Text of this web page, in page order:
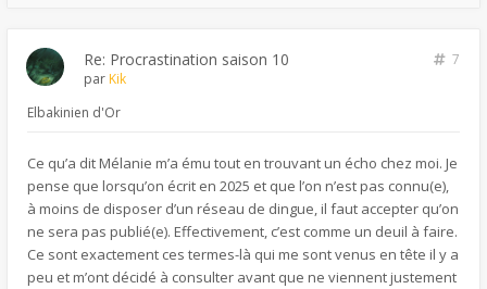
Re: Procrastination saison 10
7
par Kik
Elbakinien d'Or
Ce qu’a dit Mélanie m’a ému tout en trouvant un écho chez moi. Je
pense que lorsqu’on écrit en 2025 et que l’on n’est pas connu(e),
à moins de disposer d’un réseau de dingue, il faut accepter qu’on
ne sera pas publié(e). Effectivement, c’est comme un deuil à faire.
Ce sont exactement ces termes-là qui me sont venus en tête il y a
peu et m’ont décidé à consulter avant que ne viennent justement